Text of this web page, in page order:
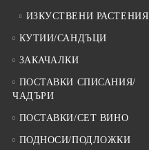
ИЗКУСТВЕНИ РАСТЕНИЯ
КУТИИ/САНДЪЦИ
ЗАКАЧАЛКИ
ПОСТАВКИ СПИСАНИЯ/
ЧАДЪРИ
ПОСТАВКИ/СЕТ ВИНО
ПОДНОСИ/ПОДЛОЖКИ